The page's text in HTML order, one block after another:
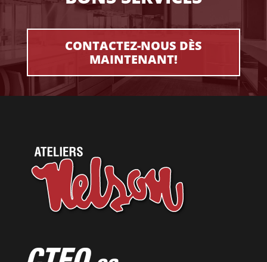
CONTACTEZ-NOUS DÈS
MAINTENANT!